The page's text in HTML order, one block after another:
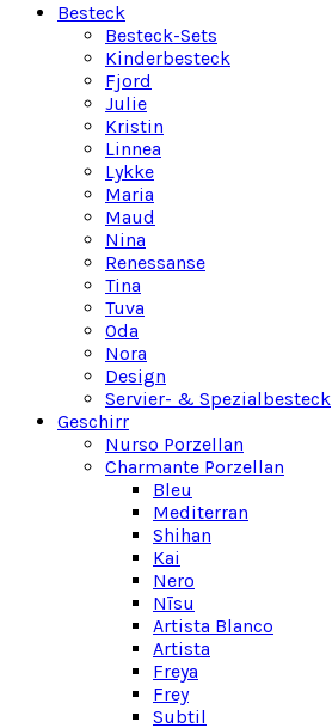
Besteck
Besteck-Sets
Kinderbesteck
Fjord
Julie
Kristin
Linnea
Lykke
Maria
Maud
Nina
Renessanse
Tina
Tuva
Oda
Nora
Design
Servier- & Spezialbesteck
Geschirr
Nurso Porzellan
Charmante Porzellan
Bleu
Mediterran
Shihan
Kai
Nero
Nīsu
Artista Blanco
Artista
Freya
Frey
Subtil